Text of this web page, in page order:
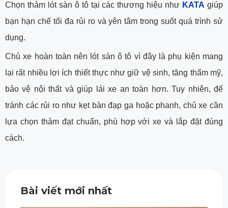
Chọn thảm lót sàn ô tô tại các thương hiệu như KATA giúp
bạn hạn chế tối đa rủi ro và yên tâm trong suốt quá trình sử
dụng.
Chủ xe hoàn toàn nên lót sàn ô tô vì đây là phụ kiện mang
lại rất nhiều lợi ích thiết thực như giữ vệ sinh, tăng thẩm mỹ,
bảo vệ nội thất và giúp lái xe an toàn hơn. Tuy nhiên, để
tránh các rủi ro như kẹt bàn đạp ga hoặc phanh, chủ xe cần
lựa chọn thảm đạt chuẩn, phù hợp với xe và lắp đặt đúng
cách.
Bài viết mới nhất